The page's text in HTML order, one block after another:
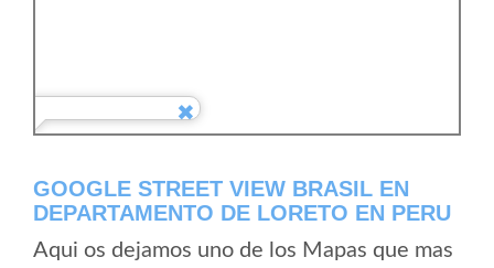
GOOGLE STREET VIEW BRASIL EN
DEPARTAMENTO DE LORETO EN PERU
Aqui os dejamos uno de los Mapas que mas